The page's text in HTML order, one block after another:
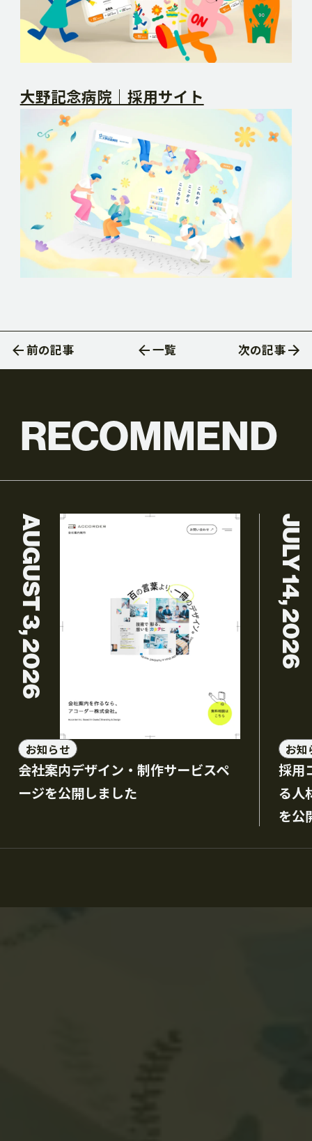
大野記念病院｜採用サイト
前の記事 一覧 次の記事
RECOMMEND
AUGUST 3, 2026
お知らせ
会社案内デザイン・制作サービスペ
ージを公開しました
JULY 14, 2026
お知
採用
る人
を公